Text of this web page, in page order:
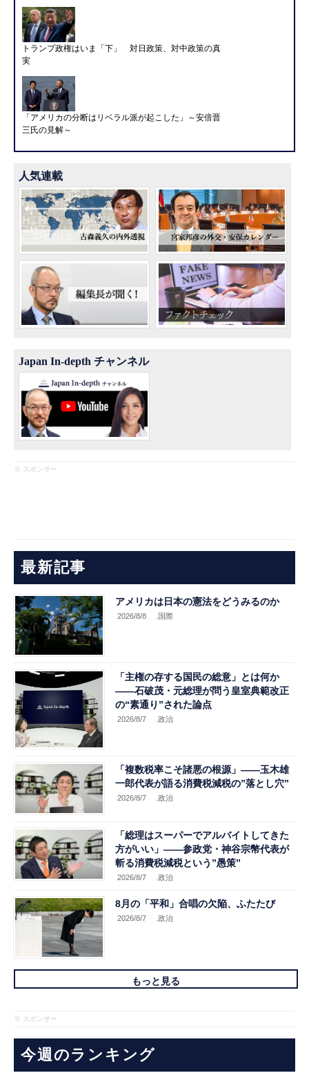
トランプ政権はいま「下」 対日政策、対中政策の真
実
「アメリカの分断はリベラル派が起こした」～安倍晋
三氏の見解～
人気連載
Japan In-depth チャンネル
※ スポンサー
最新記事
アメリカは日本の憲法をどうみるのか
2026/8/8 .国際
「主権の存する国民の総意」とは何か
――石破茂・元総理が問う皇室典範改正
の“素通り”された論点
2026/8/7 .政治
「複数税率こそ諸悪の根源」――玉木雄
一郎代表が語る消費税減税の”落とし穴”
2026/8/7 .政治
「総理はスーパーでアルバイトしてきた
方がいい」――参政党・神谷宗幣代表が
斬る消費税減税という”愚策”
2026/8/7 .政治
8月の「平和」合唱の欠陥、ふたたび
2026/8/7 .政治
もっと見る
※ スポンサー
今週のランキング